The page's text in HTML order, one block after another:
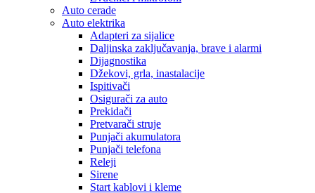
Auto cerade
Auto elektrika
Adapteri za sijalice
Daljinska zaključavanja, brave i alarmi
Dijagnostika
Džekovi, grla, inastalacije
Ispitivači
Osigurači za auto
Prekidači
Pretvarači struje
Punjači akumulatora
Punjači telefona
Releji
Sirene
Start kablovi i kleme